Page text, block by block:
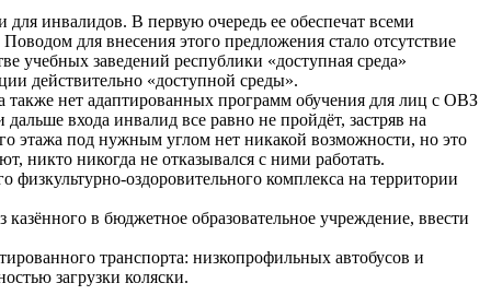
инвалидов. В первую очередь ее обеспечат всеми
для внесения этого предложения стало отсутствие
учебных заведений республики «доступная среда»
действительно «доступной среды».
также нет адаптированных программ обучения для лиц с ОВЗ
входа инвалид все равно не пройдёт, застряв на
этажа под нужным углом нет никакой возможности, но это
никто никогда не отказывался с ними работать.
оздоровительного комплекса на территории
в бюджетное образовательное учреждение, ввести
транспорта: низкопрофильных автобусов и
загрузки коляски.